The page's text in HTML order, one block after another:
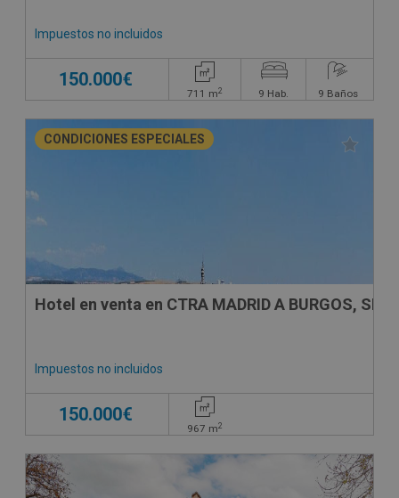
Impuestos no incluidos
150.000€
711 m2 9 Hab. 9 Baños
CONDICIONES ESPECIALES
Hotel en venta en CTRA MADRID A BURGOS, SN
Impuestos no incluidos
150.000€
967 m2
CONDICIONES ESPECIALES